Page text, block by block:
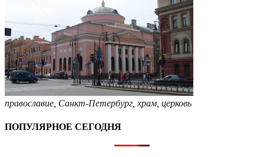
православие Санкт-Петербург храм церковь
ПОПУЛЯРНОЕ СЕГОДНЯ